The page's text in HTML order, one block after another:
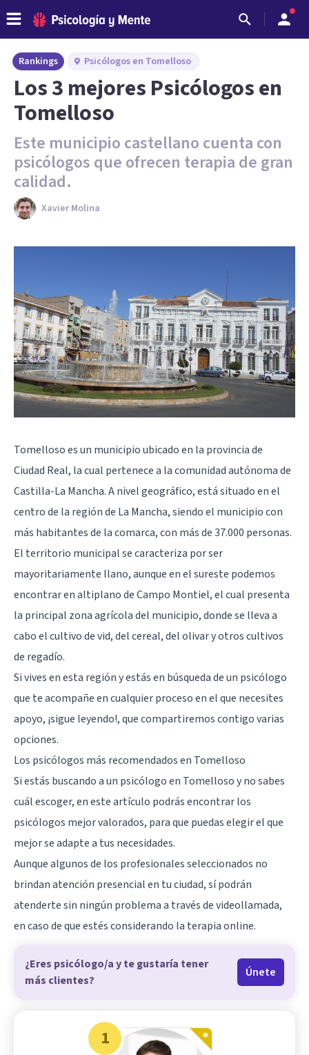
Rankings Psicólogos en Tomelloso
Los 3 mejores Psicólogos en
Tomelloso
Este municipio castellano cuenta con
psicólogos que ofrecen terapia de gran
calidad.
Xavier Molina
Tomelloso es un municipio ubicado en la provincia de
Ciudad Real, la cual pertenece a la comunidad autónoma de
Castilla-La Mancha. A nivel geográfico, está situado en el
centro de la región de La Mancha, siendo el municipio con
más habitantes de la comarca, con más de 37.000 personas.
El territorio municipal se caracteriza por ser
mayoritariamente llano, aunque en el sureste podemos
encontrar en altiplano de Campo Montiel, el cual presenta
la principal zona agrícola del municipio, donde se lleva a
cabo el cultivo de vid, del cereal, del olivar y otros cultivos
de regadío.
Si vives en esta región y estás en búsqueda de un psicólogo
que te acompañe en cualquier proceso en el que necesites
apoyo, ¡sigue leyendo!, que compartiremos contigo varias
opciones.
Los psicólogos más recomendados en Tomelloso
Si estás buscando a un psicólogo en Tomelloso y no sabes
cuál escoger, en este artículo podrás encontrar los
psicólogos mejor valorados, para que puedas elegir el que
mejor se adapte a tus necesidades.
Aunque algunos de los profesionales seleccionados no
brindan atención presencial en tu ciudad, sí podrán
atenderte sin ningún problema a través de videollamada,
en caso de que estés considerando la terapia online.
¿Eres psicólogo/a y te gustaría tener
más clientes?
Únete
1